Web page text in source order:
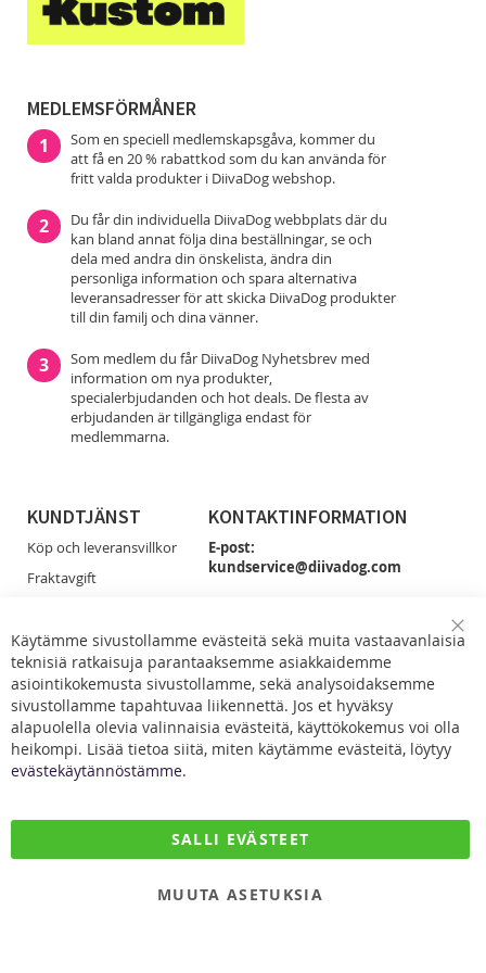
nyhetsbrev!
MEDLEMSFÖRMÅNER
1
Som en speciell medlemskapsgåva, kommer du
att få en 20 % rabattkod som du kan använda för
fritt valda produkter i DiivaDog webshop.
2
Du får din individuella DiivaDog webbplats där du
kan bland annat följa dina beställningar, se och
dela med andra din önskelista, ändra din
personliga information och spara alternativa
leveransadresser för att skicka DiivaDog produkter
till din familj och dina vänner.
3
Som medlem du får DiivaDog Nyhetsbrev med
information om nya produkter,
specialerbjudanden och hot deals. De flesta av
erbjudanden är tillgängliga endast för
medlemmarna.
KUNDTJÄNST
Köp och leveransvillkor
Fraktavgift
Dataskydd
Kontakta oss
KONTAKTINFORMATION
E-post:
kundservice@diivadog.com
Facebook
DiivaDog & Co.
Kirjurintie 16
Finland
Käytämme sivustollamme evästeitä sekä muita vastaavanlaisia
teknisiä ratkaisuja parantaaksemme asiakkaidemme
asiointikokemusta sivustollamme, sekä analysoidaksemme
sivustollamme tapahtuvaa liikennettä. Jos et hyväksy
alapuolella olevia valinnaisia evästeitä, käyttökokemus voi olla
heikompi. Lisää tietoa siitä, miten käytämme evästeitä, löytyy
evästekäytännöstämme.
SALLI EVÄSTEET
MUUTA ASETUKSIA